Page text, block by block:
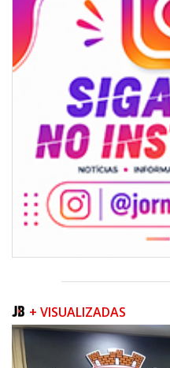
BALNEÁRIO CAMBORIÚ
08/08/2026 | 07:00
+ VISUALIZADAS